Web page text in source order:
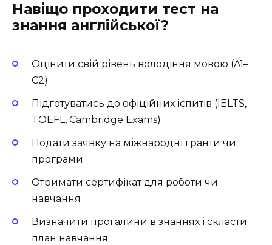
Навіщо проходити тест на
знання англійської?
Оцінити свій рівень володіння мовою (A1–
C2)
Підготуватись до офіційних іспитів (IELTS,
TOEFL, Cambridge Exams)
Подати заявку на міжнародні гранти чи
програми
Отримати сертифікат для роботи чи
навчання
Визначити прогалини в знаннях і скласти
план навчання